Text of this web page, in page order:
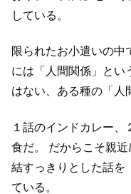
している。
限られたお小遣いの中
には「人間関係」とい
はない、ある種の「人
１話のインドカレー
食だ。
だからこそ親
結すっきりとした話を
ている。